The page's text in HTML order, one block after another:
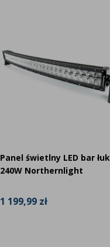
Panel świetlny LED bar łuk
240W Northernlight
1 199,99 zł